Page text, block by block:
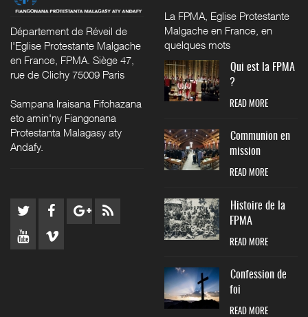
Département de Réveil de
l'Eglise Protestante Malgache
en France, FPMA. Siège 47,
rue de Clichy 75009 Paris
Sampana Iraisana Fifohazana
eto amin'ny Fiangonana
Protestanta Malagasy aty
Andafy.
La FPMA, Eglise Protestante
Malgache en France, en
quelques mots
Qui est la FPMA
?
READ MORE
Communion en
mission
READ MORE
Histoire de la
FPMA
READ MORE
Confession de
foi
READ MORE